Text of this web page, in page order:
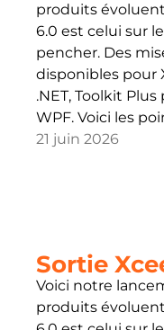
produits
6.0 est celui sur
pencher. Des
disponibles pour
.NET, Toolkit
WPF. Voici les
21 juin 2026
Sortie
Voici notre
produits